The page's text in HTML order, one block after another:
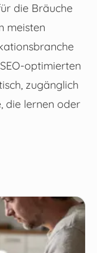
die Bräuche
meisten
optimierten
zugänglich
die lernen oder